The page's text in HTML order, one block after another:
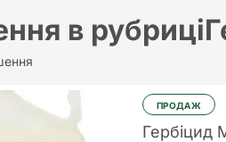
в рубриці
ПРОДАЖ
Гербіцид